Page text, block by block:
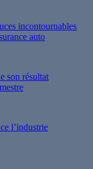
incontournables
auto
son résultat
l’industrie